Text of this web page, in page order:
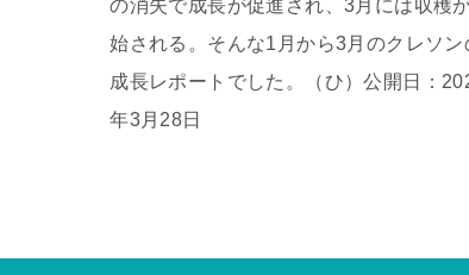
の消失で成長が促進され、3月には収穫
始される。そんな1月から3月のクレソン
成長レポートでした。（ひ）公開日：
年3月28日